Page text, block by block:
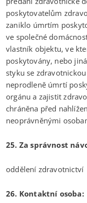
poskytovatelům
zaniklo úmrtím
ve společné
vlastník objektu, ve
poskytovány, nebo
styku se
neprodleně úmrtí
orgánu a zajistit
chráněna před
neoprávněnými
25. Za správnost
oddělení zdravotnictví
26. Kontaktní osoba: